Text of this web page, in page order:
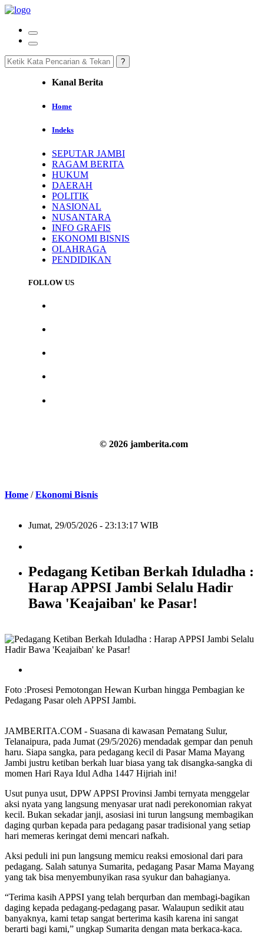
Kanal Berita
Home
Indeks
SEPUTAR JAMBI
RAGAM BERITA
HUKUM
DAERAH
POLITIK
NASIONAL
NUSANTARA
INFO GRAFIS
EKONOMI BISNIS
OLAHRAGA
PENDIDIKAN
FOLLOW US
© 2026 jamberita.com
Home /Ekonomi Bisnis
Jumat, 29/05/2026 - 23:13:17 WIB
Pedagang Ketiban Berkah Iduladha :
Harap APPSI Jambi Selalu Hadir
Bawa 'Keajaiban' ke Pasar!
Foto :Prosesi Pemotongan Hewan Kurban hingga Pembagian ke
Pedagang Pasar oleh APPSI Jambi.
JAMBERITA.COM - Suasana di kawasan Pematang Sulur,
Telanaipura, pada Jumat (29/5/2026) mendadak gempar dan penuh
haru. Siapa sangka, para pedagang kecil di Pasar Mama Mayang
Jambi justru ketiban berkah luar biasa yang tak disangka-sangka di
momen Hari Raya Idul Adha 1447 Hijriah ini!
Usut punya usut, DPW APPSI Provinsi Jambi ternyata menggelar
aksi nyata yang langsung menyasar urat nadi perekonomian rakyat
kecil. Bukan sekadar janji, asosiasi ini turun langsung membagikan
daging qurban kepada para pedagang pasar tradisional yang setiap
hari memeras keringat demi mencari nafkah.
Aksi peduli ini pun langsung memicu reaksi emosional dari para
pedagang. Salah satunya Sumarita, pedagang Pasar Mama Mayang
yang tak bisa menyembunyikan rasa syukur dan bahagianya.
“Terima kasih APPSI yang telah berqurban dan membagi-bagikan
daging kepada pedagang-pedagang pasar. Walaupun sedikit atau
banyaknya, kami tetap sangat berterima kasih karena ini sangat
berarti bagi kami,” ungkap Sumarita dengan mata berkaca-kaca.